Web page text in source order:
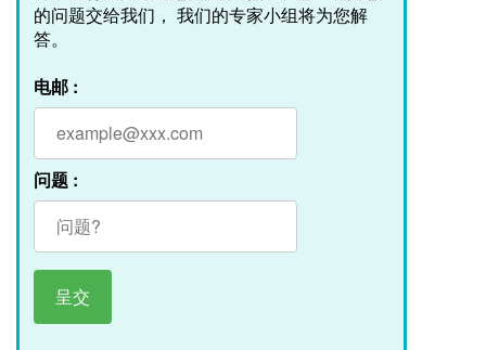
的问题交给我们， 我们的专家小组将为您解
答。
电邮 :
问题 :